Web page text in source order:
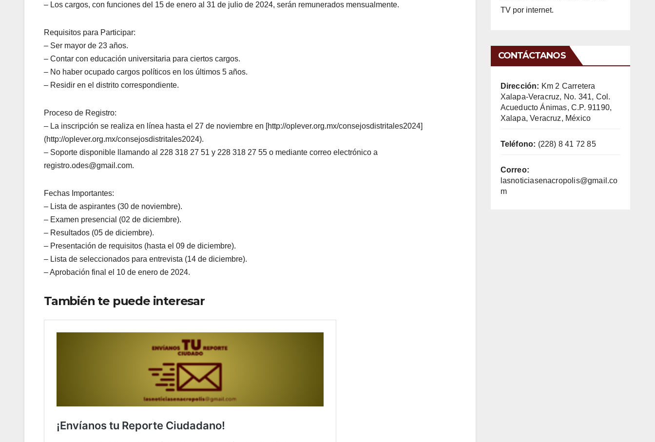
– Los cargos, con funciones del 15 de enero al 31 de julio de 2024, serán remunerados mensualmente.
Requisitos para Participar:
– Ser mayor de 23 años.
– Contar con educación universitaria para ciertos cargos.
– No haber ocupado cargos políticos en los últimos 5 años.
– Residir en el distrito correspondiente.
Proceso de Registro:
– La inscripción se realiza en línea hasta el 27 de noviembre en [http://oplever.org.mx/consejosdistritales2024]
(http://oplever.org.mx/consejosdistritales2024).
– Soporte disponible llamando al 228 318 27 51 y 228 318 27 55 o mediante correo electrónico a
registro.odes@gmail.com.
Fechas Importantes:
– Lista de aspirantes (30 de noviembre).
– Examen presencial (02 de diciembre).
– Resultados (05 de diciembre).
– Presentación de requisitos (hasta el 09 de diciembre).
– Lista de seleccionados para entrevista (14 de diciembre).
– Aprobación final el 10 de enero de 2024.
También te puede interesar
TV por internet.
CONTÁCTANOS
Dirección: Km 2 Carretera
Xalapa-Veracruz, No. 341, Col.
Acueducto Ánimas, C.P. 91190,
Xalapa, Veracruz, México
Teléfono: (228) 8 41 72 85
Correo:
lasnoticiasenacropolis@gmail.co
m